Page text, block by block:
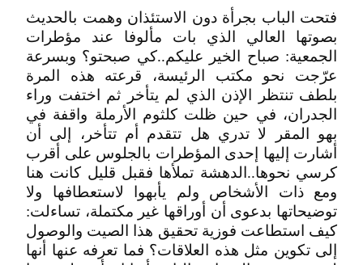
فتحت الباب بجرأة دون الاستئذان وهمت بالحديث
بصوتها العالي الذي بات مألوفا عند مؤطرات
الجمعية: صباح الخير عليكم..كي صبحتو؟ وبسرعة
عرّجت نحو مكتب الرئيسة، قرعته هذه المرة
بلطف تنتظر الإذن الذي لم يتأخر ثم اختفت وراء
الجدران، في حين ظلت كلثوم الأرملة واقفة في
بهو المقر لا تدري هل تتقدم أم تتأخر، إلى أن
أشارت إليها إحدى المؤطرات بالجلوس على أقرب
كرسي نحوها..الدهشة تملأها فقبل قليل كانت هنا
ومع ذات الأشخاص ولم يأبهوا لاستعطافها ولا
توضيحاتها بدعوى أن أوراقها غير مكتملة، تساءلت:
كيف استطاعت فوزية تحقيق هذا الصيت والوصول
إلى تكوين مثل هذه العلاقات؟ فما تعرفه عنها أنها